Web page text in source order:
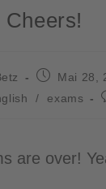
Cheers!
Mai 28,
/ exams
are over!